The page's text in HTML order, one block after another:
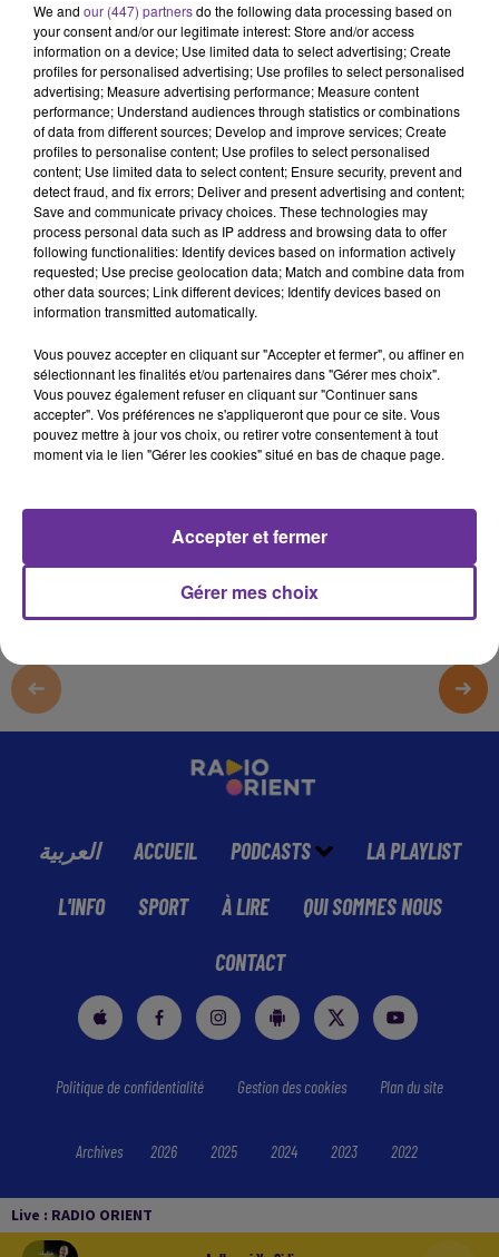
Live : RADIO ORIENT
نشرة الظهيرة
18 juin 2026 - 15 min 32 sec
نشرة الظهيرة
نشرة الظهيرة
نشرة الظهيرة
نشرة الظهيرة
0:00 15 min 32 sec
Afficher la transcription écrite
العربية ACCUEIL PODCASTS LA PLAYLIST
L'INFO SPORT À LIRE QUI SOMMES NOUS
CONTACT
Politique de confidentialité Gestion des cookies Plan du site
Archives 2026 2025 2024 2023 2022
We and our (447) partnersdo the following data processing based on
your consent and/or our legitimate interest: Store and/or access
information on a device; Use limited data to select advertising; Create
profiles for personalised advertising; Use profiles to select personalised
advertising; Measure advertising performance; Measure content
performance; Understand audiences through statistics or combinations
of data from different sources; Develop and improve services; Create
profiles to personalise content; Use profiles to select personalised
content; Use limited data to select content; Ensure security, prevent and
detect fraud, and fix errors; Deliver and present advertising and content;
Save and communicate privacy choices. These technologies may
process personal data such as IP address and browsing data to offer
following functionalities: Identify devices based on information actively
requested; Use precise geolocation data; Match and combine data from
other data sources; Link different devices; Identify devices based on
information transmitted automatically.
Vous pouvez accepter en cliquant sur "Accepter et fermer", ou affiner en
sélectionnant les finalités et/ou partenaires dans "Gérer mes choix".
Vous pouvez également refuser en cliquant sur "Continuer sans
accepter". Vos préférences ne s'appliqueront que pour ce site. Vous
pouvez mettre à jour vos choix, ou retirer votre consentement à tout
moment via le lien "Gérer les cookies" situé en bas de chaque page.
Gérer mes choix
Accepter et fermer